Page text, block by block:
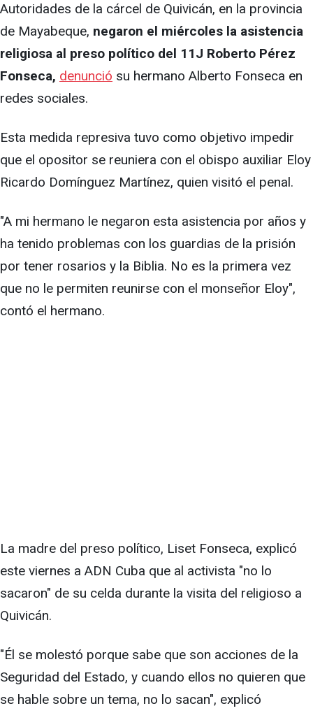
Autoridades de la cárcel de Quivicán, en la provincia
de Mayabeque, negaron el miércoles la asistencia
religiosa al preso político del 11J Roberto Pérez
Fonseca, denunció su hermano Alberto Fonseca en
redes sociales.
Esta medida represiva tuvo como objetivo impedir
que el opositor se reuniera con el obispo auxiliar Eloy
Ricardo Domínguez Martínez, quien visitó el penal.
"A mi hermano le negaron esta asistencia por años y
ha tenido problemas con los guardias de la prisión
por tener rosarios y la Biblia. No es la primera vez
que no le permiten reunirse con el monseñor Eloy",
contó el hermano.
La madre del preso político, Liset Fonseca, explicó
este viernes a ADN Cuba que al activista "no lo
sacaron" de su celda durante la visita del religioso a
Quivicán.
"Él se molestó porque sabe que son acciones de la
Seguridad del Estado, y cuando ellos no quieren que
se hable sobre un tema, no lo sacan", explicó